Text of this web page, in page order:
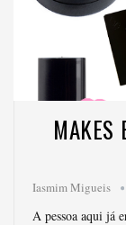
MAKES
Iasmim Migueis
A pessoa aqui já